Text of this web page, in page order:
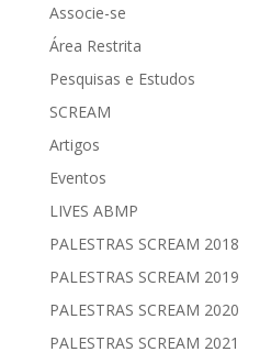
Associe-se
Área Restrita
Pesquisas e Estudos
SCREAM
Artigos
Eventos
LIVES ABMP
PALESTRAS SCREAM 2018
PALESTRAS SCREAM 2019
PALESTRAS SCREAM 2020
PALESTRAS SCREAM 2021